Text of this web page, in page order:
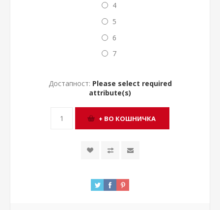
4
5
6
7
Достапност: Please select required
attribute(s)